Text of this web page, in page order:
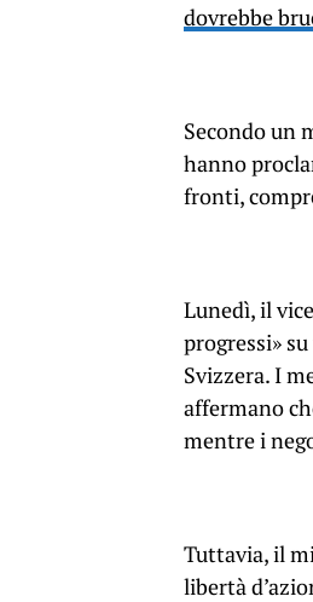
dovrebbe
Secondo un
hanno
fronti,
Lunedì, il
progressi»
Svizzera. I
affermano
mentre i
Tuttavia, il
libertà